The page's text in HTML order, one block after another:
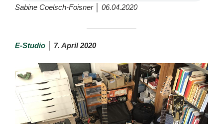
Sabine Coelsch-Foisner │ 06.04.2020
E-Studio │ 7. April 2020